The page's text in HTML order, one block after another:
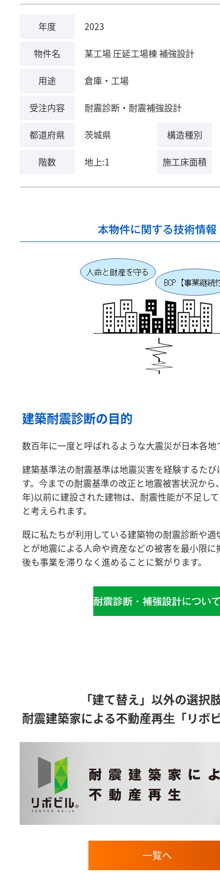
年度 2023
物件名 某工場 圧延工場棟 補強設計
用途 倉庫・工場
受注内容 耐震診断・耐震補強設計
都道府県 茨城県 構造種別
階数 地上:1 施工床面積
本物件に関する技術情報
建築耐震診断の目的
数百年に一度と呼ばれるような大震災が日本各地
建築基準法の耐震基準は地震災害を経験するた
す。今までの耐震基準の改正と地震被害状況から
年)以前に建設された建物は、耐震性能が不足し
と考えられます。
既に私たちが利⽤している建築物の耐震診断や
とが地震による人命や資産などの被害を最小限に
後も事業を滞りなく進めることに繋がります。
耐震診断・補強設計につい
「建て替え」以外の選択
耐震建築家による不動産再⽣「リボ
一覧へ